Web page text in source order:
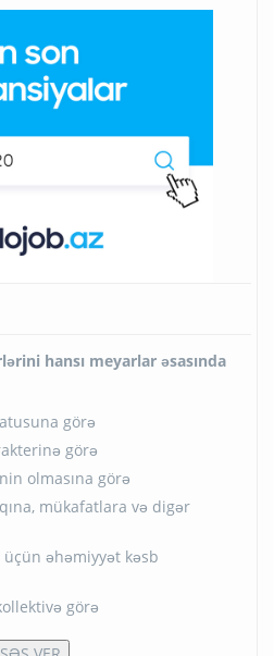
hansı meyarlar əsasında
görə
görə
olmasına görə
mükafatlara və digər
üçün əhəmiyyət kəsb
görə